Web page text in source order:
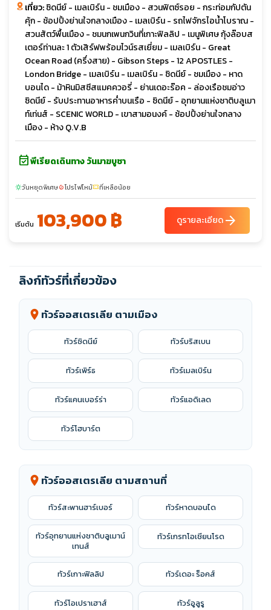
เที่ยว:ซิดนีย์ - เมลเบิร์น - ชมเมือง - สวนฟิตซ์รอย - กระท่อมกัปตัน
คุ้ก - ช้อปปิ้งย่านใจกลางเมือง - เมลเบิร์น - รถไฟจักรไอน้ำโบราณ -
สวนสัตว์พื้นเมือง - ชมนกเพนกวินที่เกาะฟิลลิป - เมนูพิเศษ กุ้งล๊อบส
เตอร์ท่านละ 1 ตัวเสิร์ฟพร้อมไวน์รสเยี่ยม - เมลเบิร์น - Great
Ocean Road (ครึ่งสาย) - Gibson Steps - 12 APOSTLES -
London Bridge - เมลเบิร์น - เมลเบิร์น - ซิดนีย์ - ชมเมือง - หาด
บอนได - ม้าหินมิสซีสแมคควอรี่ - ย่านเดอะร๊อค - ล่องเรือชมอ่าว
ซิดนีย์ - รับประทานอาหารค่ำบนเรือ - ซิดนีย์ - อุทยานแห่งชาติบลูเมา
ท์เท่นส์ - SCENIC WORLD - เขาสามอนงค์ - ช้อปปิ้งย่านใจกลาง
เมือง - ห้าง Q.V.B
event_availableพีเรียดเดินทาง วันมาฆบูชา
sunnyวันหยุดพิเศษlocal_fire_departmentโปรไฟไหม้confirmation_numberที่เหลือน้อย
เริ่มต้น 103,900 ฿ ดูรายละเอียดarrow_forward
ลิงก์ทัวร์ที่เกี่ยวข้อง
location_on ทัวร์ออสเตรเลีย ตามเมือง
ทัวร์ซิดนีย์ ทัวร์บริสเบน
ทัวร์เพิร์ธ ทัวร์เมลเบิร์น
ทัวร์แคนเบอร์ร่า ทัวร์แอดิเลด
ทัวร์โฮบาร์ต
location_on ทัวร์ออสเตรเลีย ตามสถานที่
ทัวร์สะพานฮาร์เบอร์ ทัวร์หาดบอนได
ทัวร์อุทยานแห่งชาติบลูเมาน์
เทนส์
ทัวร์เกรทโอเชียนโรด
ทัวร์เกาะฟิลลิป ทัวร์เดอะ ร็อคส์
ทัวร์โอเปราเฮาส์ ทัวร์อูลูรู